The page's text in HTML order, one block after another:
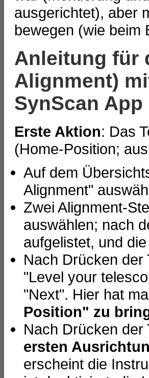
ausgerichtet), aber
bewegen (wie beim
Anleitung für
Alignment)
SynScan
Erste Aktion: Das
(Home-Position;
Auf dem
Alignment"
Zwei Alignment-
auswählen; nach
aufgelistet, und
Nach Drücken der
"Level your
"Next". Hier hat
Position" zu
Nach Drücken
ersten
erscheint die